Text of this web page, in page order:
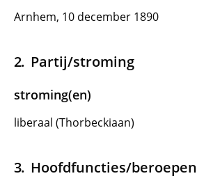
Arnhem, 10 december 1890
Partij/stroming
stroming(en)
liberaal (Thorbeckiaan)
Hoofdfuncties/beroepen